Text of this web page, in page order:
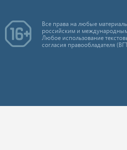
Все права на любые
российским и международным
Любое использование
согласия правообладателя